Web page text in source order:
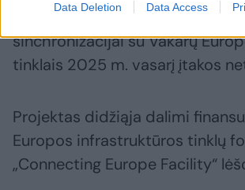
Data Deletion Data Access
Link“ jungtis bus skirta
sinchronizacijai su Vakarų
tinklais 2025 m. vasarį įtakos
Projektas didžiąja dalimi
Europos infrastruktūros tinklų
„Connecting Europe Facility“